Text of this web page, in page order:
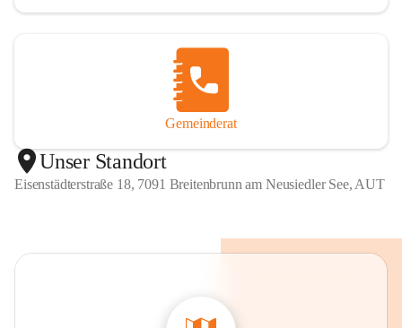
Gemeinderat
Unser Standort
Eisenstädterstraße 18, 7091 Breitenbrunn am Neusiedler See, AUT